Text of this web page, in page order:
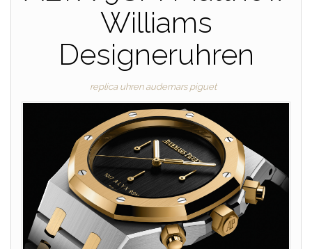
Williams
Designeruhren
replica uhren audemars piguet